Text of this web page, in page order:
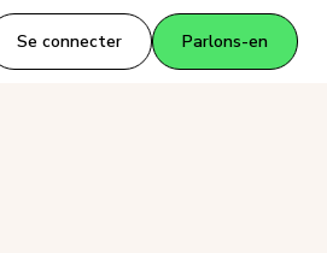
Se connecter Parlons-en